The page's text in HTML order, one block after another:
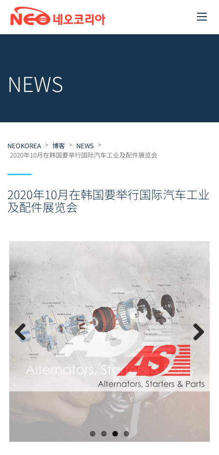
NEWS
NEOKOREA > 博客 > NEWS >
2020年10月在韩国要举行国际汽车工业及配件展览会
2020年10月在韩国要举行国际汽车工业
及配件展览会
Previous Next